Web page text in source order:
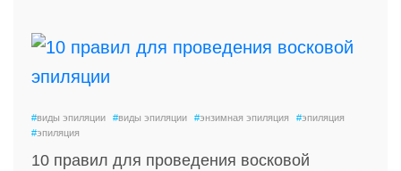
#виды эпиляции #виды эпиляции #энзимная эпиляция #эпиляция
#эпиляция
10 правил для проведения восковой